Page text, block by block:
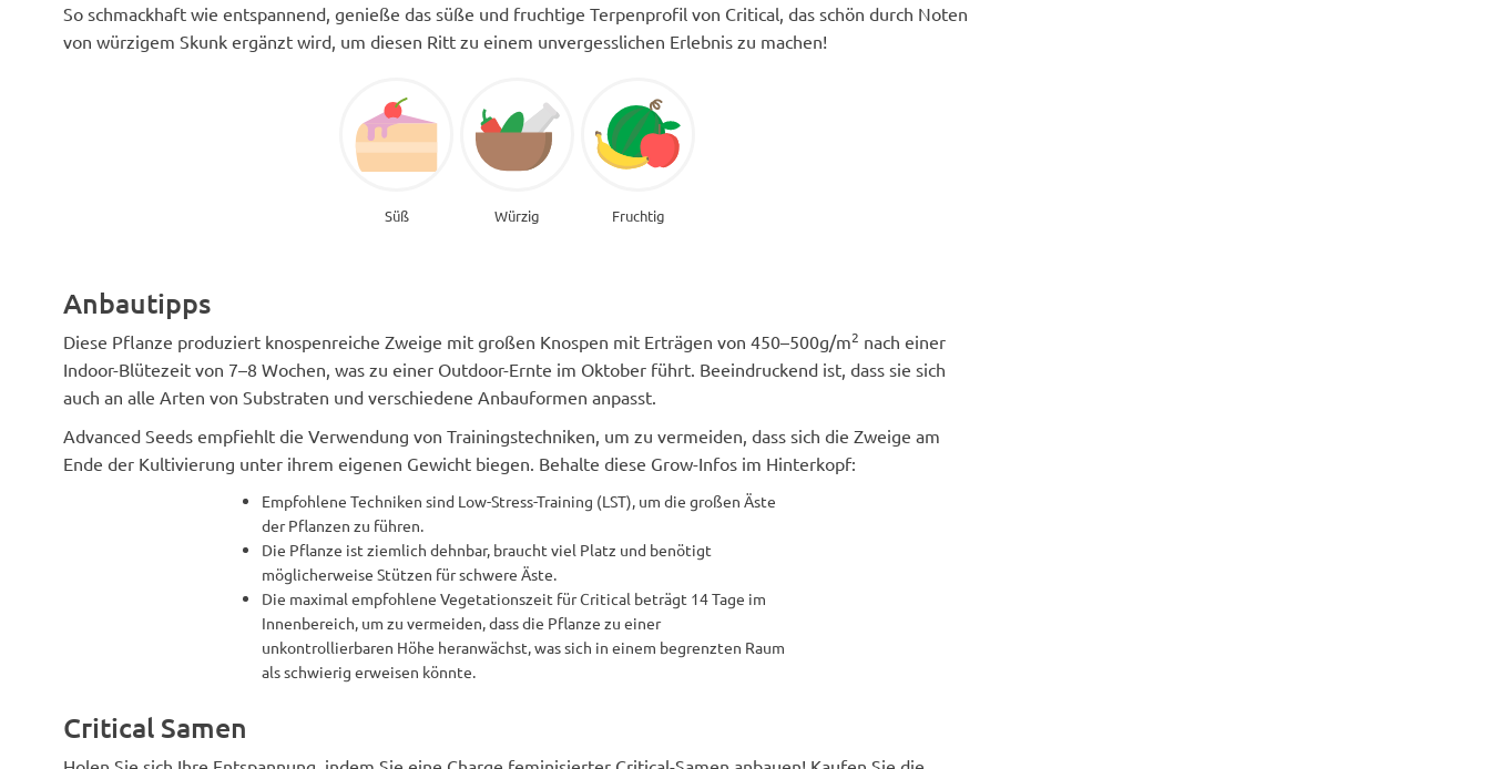
So schmackhaft wie entspannend, genieße das süße und fruchtige Terpenprofil von Critical, das schön durch Noten
von würzigem Skunk ergänzt wird, um diesen Ritt zu einem unvergesslichen Erlebnis zu machen!
Süß Würzig Fruchtig
Anbautipps
Diese Pflanze produziert knospenreiche Zweige mit großen Knospen mit Erträgen von 450–500g/m2 nach einer
Indoor-Blütezeit von 7–8 Wochen, was zu einer Outdoor-Ernte im Oktober führt. Beeindruckend ist, dass sie sich
auch an alle Arten von Substraten und verschiedene Anbauformen anpasst.
Advanced Seeds empfiehlt die Verwendung von Trainingstechniken, um zu vermeiden, dass sich die Zweige am
Ende der Kultivierung unter ihrem eigenen Gewicht biegen. Behalte diese Grow-Infos im Hinterkopf:
Empfohlene Techniken sind Low-Stress-Training (LST), um die großen Äste
der Pflanzen zu führen.
Die Pflanze ist ziemlich dehnbar, braucht viel Platz und benötigt
möglicherweise Stützen für schwere Äste.
Die maximal empfohlene Vegetationszeit für Critical beträgt 14 Tage im
Innenbereich, um zu vermeiden, dass die Pflanze zu einer
unkontrollierbaren Höhe heranwächst, was sich in einem begrenzten Raum
als schwierig erweisen könnte.
Critical Samen